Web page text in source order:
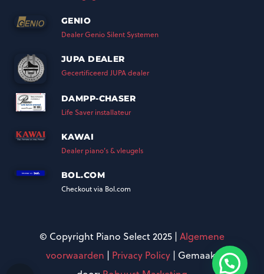
GENIO
Dealer Genio Silent Systemen
JUPA DEALER
Gecertificeerd JUPA dealer
DAMPP-CHASER
Life Saver installateur
KAWAI
Dealer piano’s & vleugels
BOL.COM
Checkout via Bol.com
© Copyright Piano Select 2025 | Algemene
voorwaarden | Privacy Policy| Gemaakt